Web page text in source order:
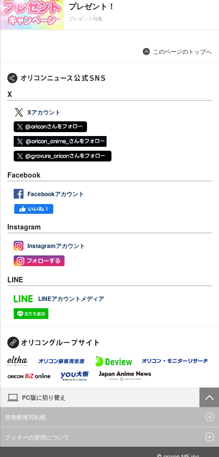
プレゼント！
プレゼント特集
このページのトップへ
X
Xアカウント
Facebook
Facebookアカウント
Instagram
Instagramアカウント
LINE
LINEアカウントメディア
PC版に切り替え
禁無断複写転載
クッキーの使用について